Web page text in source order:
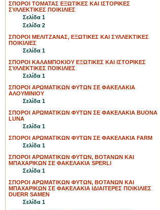
ΣΠΟΡΟΙ ΤΟΜΑΤΑΣ ΕΞΩΤΙΚΕΣ ΚΑΙ ΙΣΤΟΡΙΚΕΣ
ΣΥΛΛΕΚΤΙΚΕΣ ΠΟΙΚΙΛΙΕΣ
Σελίδα 1
Σελίδα 2
ΣΠΟΡΟΙ ΜΕΛΙΤΖΑΝΑΣ, ΕΞΩΤΙΚΕΣ ΚΑΙ ΣΥΛΛΕΚΤΙΚΕΣ
ΠΟΙΚΙΛΙΕΣ
Σελίδα 1
ΣΠΟΡΟΙ ΚΑΛΑΜΠΟΚΙΟΥ ΕΞΩΤΙΚΕΣ ΚΑΙ ΙΣΤΟΡΙΚΕΣ
ΣΥΛΛΕΚΤΙΚΕΣ ΠΟΙΚΙΛΙΕΣ
Σελίδα 1
ΣΠΟΡΟΙ ΑΡΩΜΑΤΙΚΩΝ ΦΥΤΩΝ ΣΕ ΦΑΚΕΛΑΚΙΑ
ΑΛΟΥΜΙΝΙΟΥ
Σελίδα 1
ΣΠΟΡΟΙ ΑΡΩΜΑΤΙΚΩΝ ΦΥΤΩΝ ΣΕ ΦΑΚΕΛΑΚΙΑ BUONA
LUNA
Σελίδα 1
ΣΠΟΡΟΙ ΑΡΩΜΑΤΙΚΩΝ ΦΥΤΩΝ ΣΕ ΦΑΚΕΛΑΚΙΑ FARM
Σελίδα 1
ΣΠΟΡΟΙ ΑΡΩΜΑΤΙΚΩΝ ΦΥΤΩΝ, ΒΟΤΑΝΩΝ ΚΑΙ
ΜΠΑΧΑΡΙΚΩΝ ΣΕ ΦΑΚΕΛΑΚΙΑ SPERLI
Σελίδα 1
ΣΠΟΡΟΙ ΑΡΩΜΑΤΙΚΩΝ ΦΥΤΩΝ, ΒΟΤΑΝΩΝ ΚΑΙ
ΜΠΑΧΑΡΙΚΩΝ ΣΕ ΦΑΚΕΛΑΚΙΑ ΙΔΙΑΙΤΕΡΕΣ ΠΟΙΚΙΛΙΕΣ
DUERR SAMEN
Σελίδα 1